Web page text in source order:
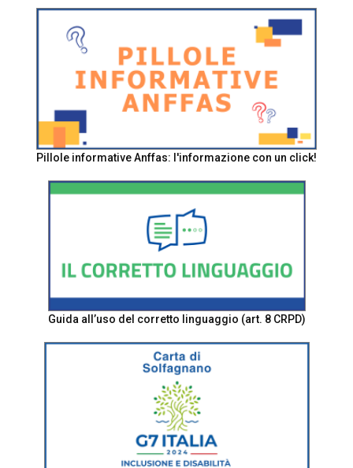
Pillole informative Anffas: l'informazione con un click!
Guida all’uso del corretto linguaggio (art. 8 CRPD)